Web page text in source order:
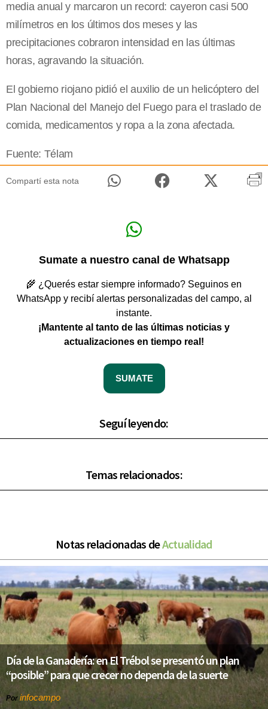
media anual y marcaron un record: cayeron casi 500
milímetros en los últimos dos meses y las
precipitaciones cobraron intensidad en las últimas
horas, agravando la situación.
El gobierno riojano pidió el auxilio de un helicóptero del
Plan Nacional del Manejo del Fuego para el traslado de
comida, medicamentos y ropa a la zona afectada.
Fuente: Télam
Compartí esta nota
Sumate a nuestro canal de Whatsapp
🌾 ¿Querés estar siempre informado? Seguinos en
WhatsApp y recibí alertas personalizadas del campo, al
instante.
¡Mantente al tanto de las últimas noticias y
actualizaciones en tiempo real!
SUMATE
Seguí leyendo:
Temas relacionados:
Notas relacionadas deActualidad
Día de la Ganadería: en El Trébol se presentó un plan
“posible” para que crecer no dependa de la suerte
Por infocampo